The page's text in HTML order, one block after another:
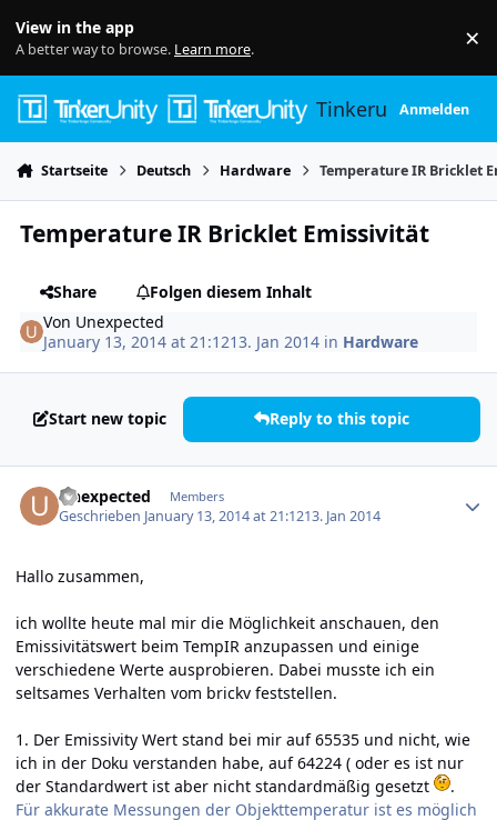
View in the app
A better way to browse. Learn more. ×
TinkerunityAnmelden
Startseite Deutsch Hardware Temperature IR Bricklet
Temperature IR Bricklet Emissivität
Share
Folgen diesem Inhalt
Von Unexpected
January 13, 2014 at 21:1213. Jan 2014 in Hardware
Start new topic Reply to this topic
Unexpected Members
Geschrieben January 13, 2014 at 21:1213. Jan 2014
Hallo zusammen,
ich wollte heute mal mir die Möglichkeit anschauen, den
Emissivitätswert beim TempIR anzupassen und einige
verschiedene Werte ausprobieren. Dabei musste ich ein
seltsames Verhalten vom brickv feststellen.
1. Der Emissivity Wert stand bei mir auf 65535 und nicht, wie
ich in der Doku verstanden habe, auf 64224 ( oder es ist nur
der Standardwert ist aber nicht standardmäßig gesetzt
.
Für akkurate Messungen der Objekttemperatur ist es möglich